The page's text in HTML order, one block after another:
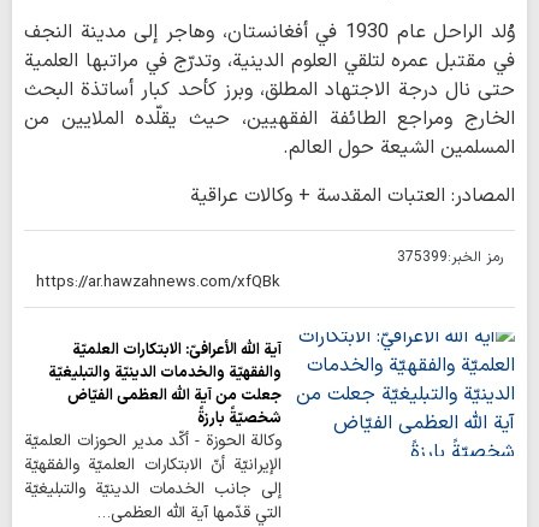
وُلد الراحل عام 1930 في أفغانستان، وهاجر إلى مدينة النجف
في مقتبل عمره لتلقي العلوم الدينية، وتدرّج في مراتبها العلمية
حتى نال درجة الاجتهاد المطلق، وبرز كأحد كبار أساتذة البحث
الخارج ومراجع الطائفة الفقهيين، حيث يقلّده الملايين من
المسلمين الشيعة حول العالم.
المصادر: العتبات المقدسة + وكالات عراقية
رمز الخبر:375399
آية اللّه الأعرافيّ: الابتكارات العلميّة
والفقهيّة والخدمات الدينيّة والتبليغيّة
جعلت من آية اللّه العظمى الفيّاض
شخصيّةً بارزةً
وكالة الحوزة - أكّد مدير الحوزات العلميّة
الإيرانيّة أنّ الابتكارات العلميّة والفقهيّة
إلى جانب الخدمات الدينيّة والتبليغيّة
التي قدّمها آية اللّه العظمى…